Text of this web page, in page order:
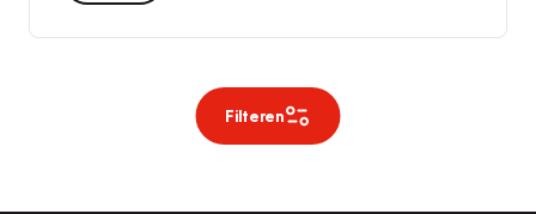
Filteren